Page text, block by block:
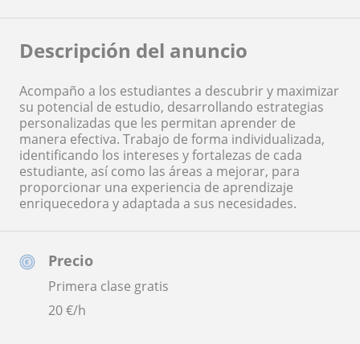
Precio
Primera clase gratis
20€/h
Descripción del anuncio
Acompaño a los estudiantes a descubrir y maximizar
su potencial de estudio, desarrollando estrategias
personalizadas que les permitan aprender de
manera efectiva. Trabajo de forma individualizada,
identificando los intereses y fortalezas de cada
estudiante, así como las áreas a mejorar, para
proporcionar una experiencia de aprendizaje
enriquecedora y adaptada a sus necesidades.